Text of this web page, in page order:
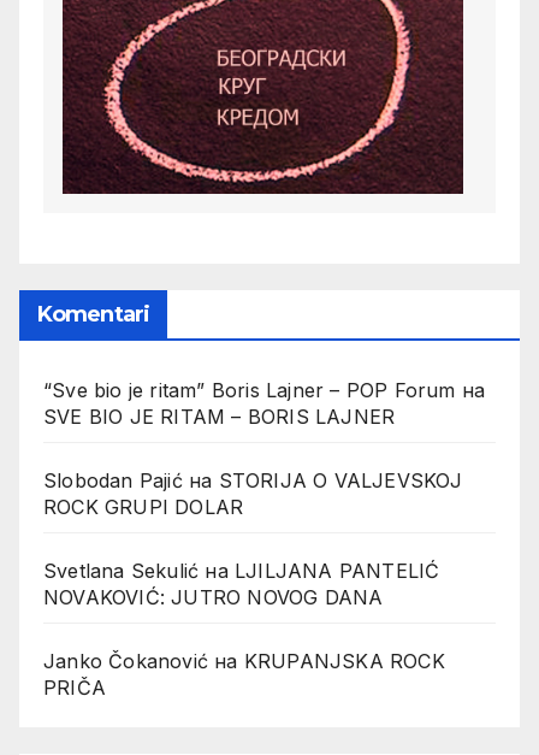
Komentari
“Sve bio je ritam” Boris Lajner – POP Forum на
SVE BIO JE RITAM – BORIS LAJNER
Slobodan Pajićна STORIJA O VALJEVSKOJ
ROCK GRUPI DOLAR
Svetlana Sekulić на LJILJANA PANTELIĆ
NOVAKOVIĆ: JUTRO NOVOG DANA
Janko Čokanović на KRUPANJSKA ROCK
PRIČA